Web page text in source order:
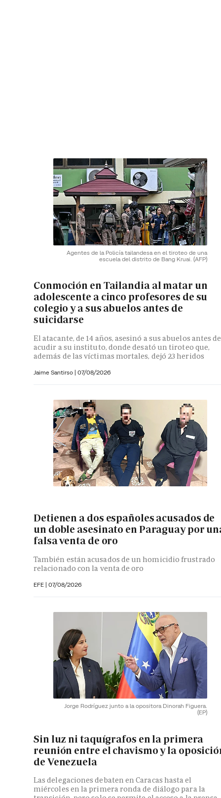
Agentes de la Policía tailandesa en el tiroteo de una
escuela del distrito de Bang Kruai. (AFP)
Conmoción en Tailandia al matar un
adolescente a cinco profesores de su
colegio y a sus abuelos antes de
suicidarse
El atacante, de 14 años, asesinó a sus abuelos antes de
acudir a su instituto, donde desató un tiroteo que,
además de las víctimas mortales, dejó 23 heridos
Jaime Santirso | 07/08/2026
Detienen a dos españoles acusados de
un doble asesinato en Paraguay por
falsa venta de oro
También están acusados de un homicidio frustrado
relacionado con la venta de oro
EFE | 07/08/2026
Jorge Rodríguez junto a la opositora Dinorah Figuera.
(EP)
Sin luz ni taquígrafos en la primera
reunión entre el chavismo y la
de Venezuela
Las delegaciones debaten en Caracas hasta el
miércoles en la primera ronda de diálogo para la